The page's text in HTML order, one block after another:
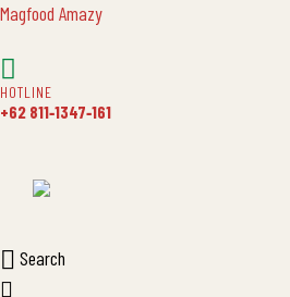
Magfood Amazy
HOTLINE
+62 811‑1347‑161
Search